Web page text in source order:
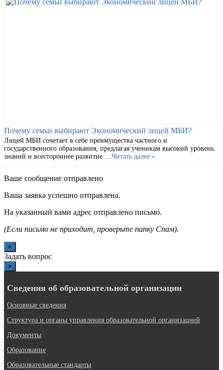
Почему семьи выбирают Экономический лицей МБИ?
Лицей МБИ сочетает в себе преимущества частного и
государственного образования, предлагая ученикам высокий уровень
знаний и всестороннее развитие … Читать далее »
Ваше сообщение отправлено
Ваша заявка успешно отправлена.
На указанный вами адрес отправлено письмо.
(Если письмо не приходит, проверьте папку Спам).
×
Задать вопрос
×
Сведения об образовательной организации
Основные сведения
Структура и органы управления образовательной организацией
Документы
Образование
Образовательные стандарты